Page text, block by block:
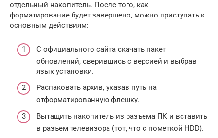
отдельный накопитель. После того, как
форматирование будет завершено, можно приступать к
основным действиям:
С официального сайта скачать пакет
обновлений, сверившись с версией и выбрав
язык установки.
Распаковать архив, указав путь на
отформатированную флешку.
Вытащить накопитель из разъема ПК и вставить
в разъем телевизора (тот, что с пометкой HDD).